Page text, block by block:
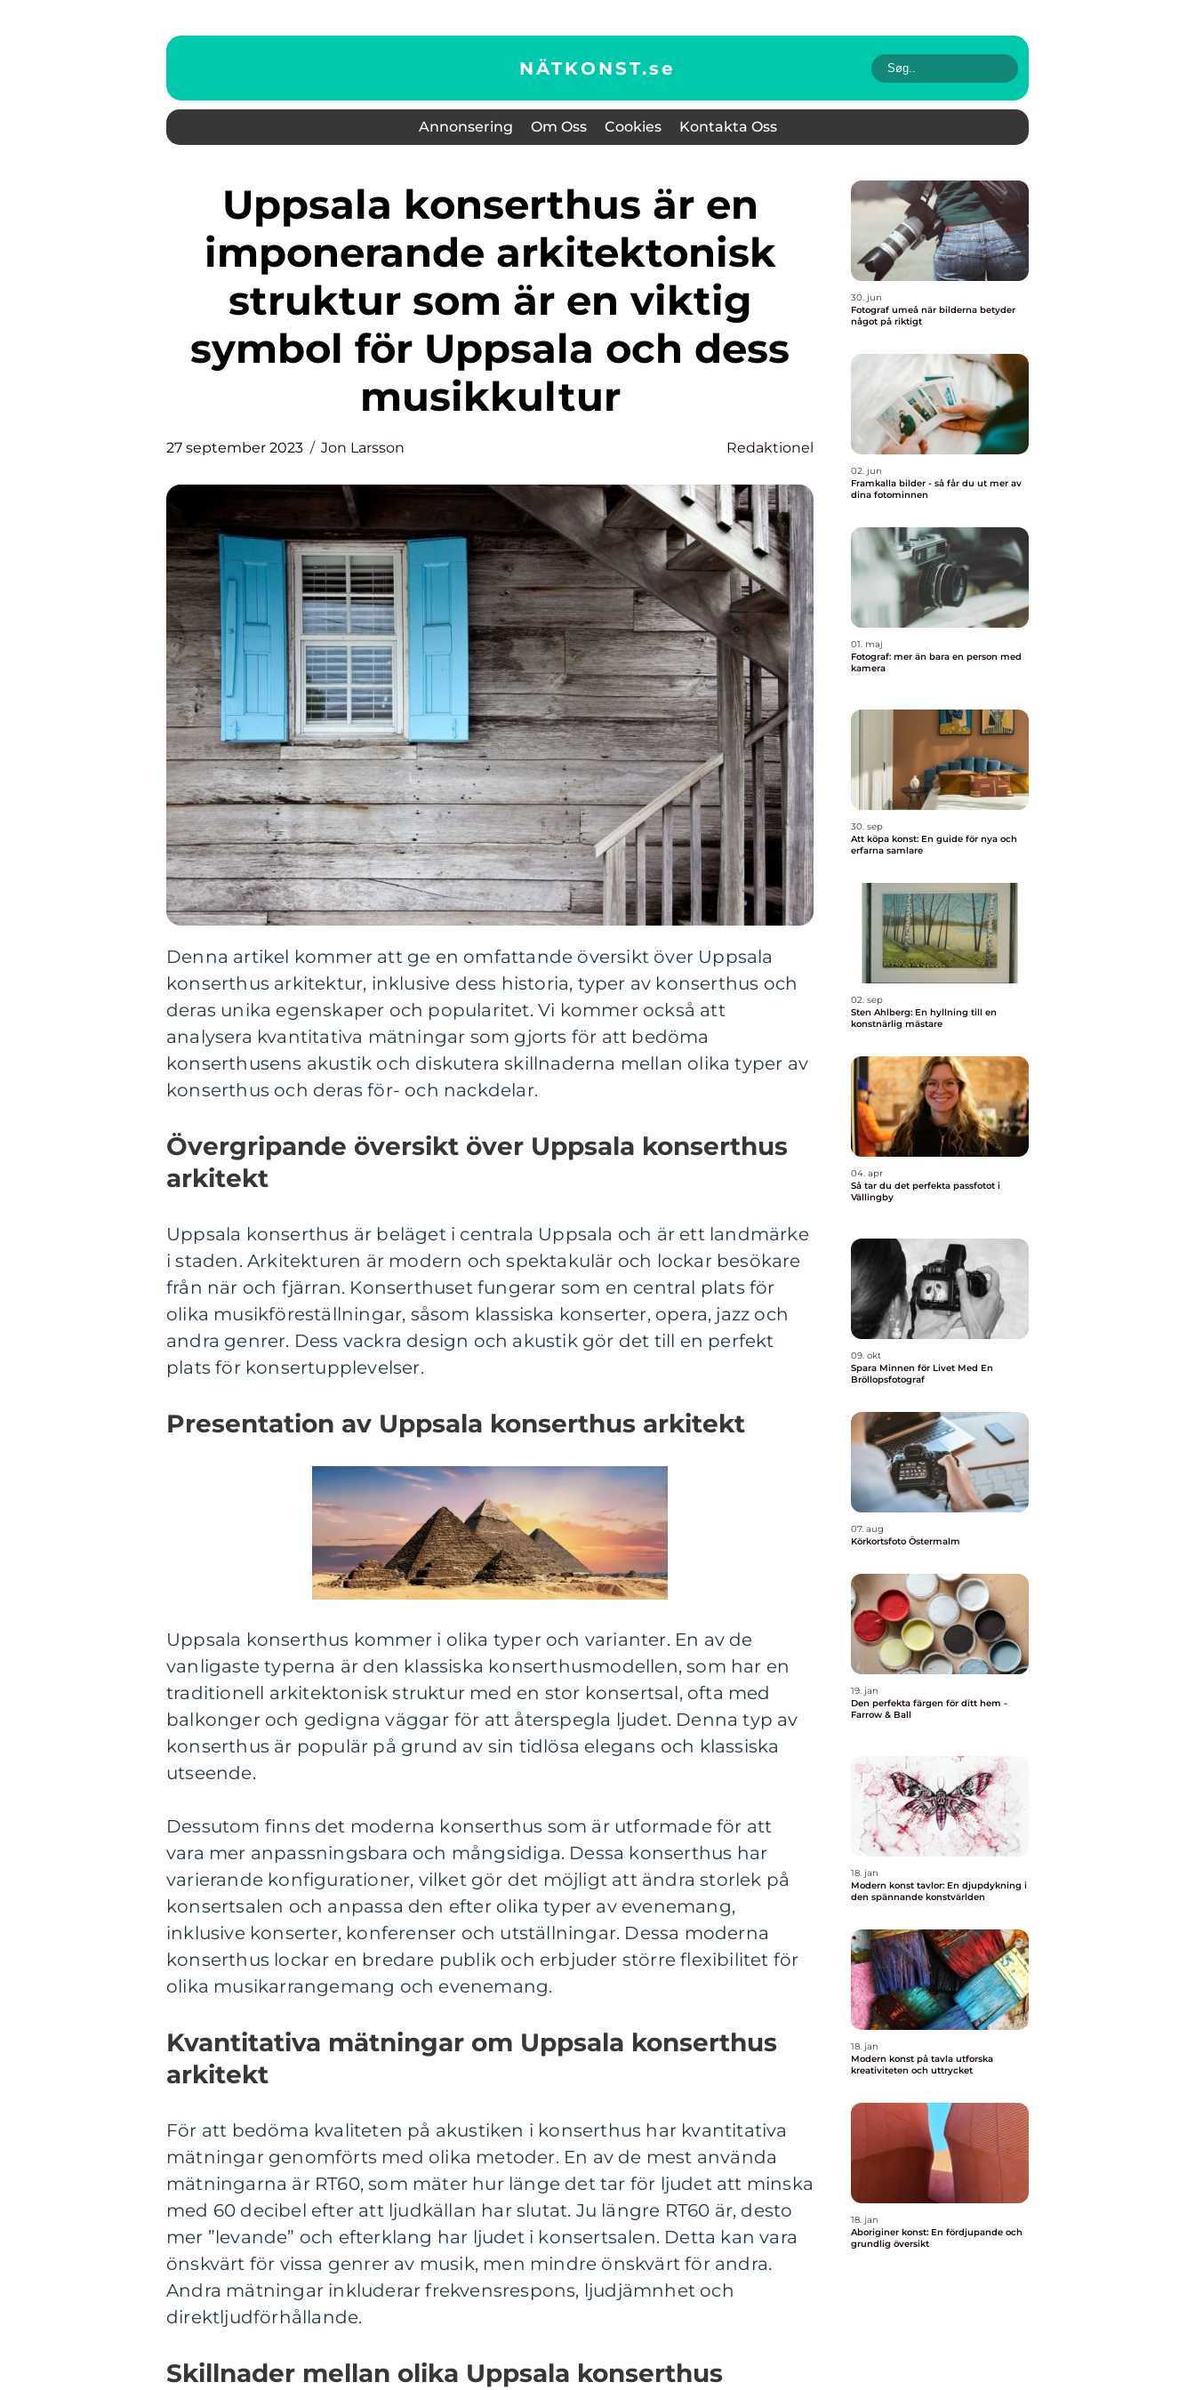
NÄTKONST.se
Annonsering Om Oss Cookies Kontakta Oss
Uppsala konserthus är en
imponerande arkitektonisk
struktur som är en viktig
symbol för Uppsala och dess
musikkultur
27 september 2023 Jon Larsson Redaktionel
Denna artikel kommer att ge en omfattande översikt över Uppsala
konserthus arkitektur, inklusive dess historia, typer av konserthus och
deras unika egenskaper och popularitet. Vi kommer också att
analysera kvantitativa mätningar som gjorts för att bedöma
konserthusens akustik och diskutera skillnaderna mellan olika typer av
konserthus och deras för- och nackdelar.
Övergripande översikt över Uppsala konserthus
arkitekt
Uppsala konserthus är beläget i centrala Uppsala och är ett landmärke
i staden. Arkitekturen är modern och spektakulär och lockar besökare
från när och fjärran. Konserthuset fungerar som en central plats för
olika musikföreställningar, såsom klassiska konserter, opera, jazz och
andra genrer. Dess vackra design och akustik gör det till en perfekt
plats för konsertupplevelser.
Presentation av Uppsala konserthus arkitekt
Uppsala konserthus kommer i olika typer och varianter. En av de
vanligaste typerna är den klassiska konserthusmodellen, som har en
traditionell arkitektonisk struktur med en stor konsertsal, ofta med
balkonger och gedigna väggar för att återspegla ljudet. Denna typ av
konserthus är populär på grund av sin tidlösa elegans och klassiska
utseende.
Dessutom finns det moderna konserthus som är utformade för att
vara mer anpassningsbara och mångsidiga. Dessa konserthus har
varierande konfigurationer, vilket gör det möjligt att ändra storlek på
konsertsalen och anpassa den efter olika typer av evenemang,
inklusive konserter, konferenser och utställningar. Dessa moderna
konserthus lockar en bredare publik och erbjuder större flexibilitet för
olika musikarrangemang och evenemang.
Kvantitativa mätningar om Uppsala konserthus
arkitekt
För att bedöma kvaliteten på akustiken i konserthus har kvantitativa
mätningar genomförts med olika metoder. En av de mest använda
mätningarna är RT60, som mäter hur länge det tar för ljudet att minska
med 60 decibel efter att ljudkällan har slutat. Ju längre RT60 är, desto
mer ”levande” och efterklang har ljudet i konsertsalen. Detta kan vara
önskvärt för vissa genrer av musik, men mindre önskvärt för andra.
Andra mätningar inkluderar frekvensrespons, ljudjämnhet och
direktljudförhållande.
Skillnader mellan olika Uppsala konserthus
30. jun
Fotograf umeå när bilderna betyder
något på riktigt
02. jun
Framkalla bilder - så får du ut mer av
dina fotominnen
01. maj
Fotograf: mer än bara en person med
kamera
30. sep
Att köpa konst: En guide för nya och
erfarna samlare
02. sep
Sten Ahlberg: En hyllning till en
konstnärlig mästare
04. apr
Så tar du det perfekta passfotot i
Vällingby
09. okt
Spara Minnen för Livet Med En
Bröllopsfotograf
07. aug
Körkortsfoto Östermalm
19. jan
Den perfekta färgen för ditt hem -
Farrow & Ball
18. jan
Modern konst tavlor: En djupdykning i
den spännande konstvärlden
18. jan
Modern konst på tavla utforska
kreativiteten och uttrycket
18. jan
Aboriginer konst: En fördjupande och
grundlig översikt